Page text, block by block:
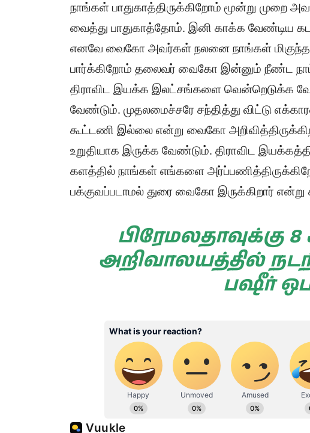
நாங்கள் பாதுகாத்திருக்கிறோம் மூன்று முறை
வைத்து பாதுகாத்தோம். இனி காக்க வேண்டிய
எனவே வைகோ அவர்கள் நலனை நாங்கள்
பார்க்கிறோம் தலைவர் வைகோ இன்னும் நீண்ட
திராவிட இயக்க இலட்சங்களை வென்றெடுக்க
வேண்டும். முதலமைச்சரே சந்தித்து விட்டு
கூட்டணி இல்லை என்று வைகோ
உறுதியாக இருக்க வேண்டும். திராவிட
களத்தில் நாங்கள் எங்களை
பக்குவப்படாமல் துரை வைகோ இருக்கிறார் என்று
பிரேமலதாவுக்கு
அறிவாலயத்தில்
பஷீர்